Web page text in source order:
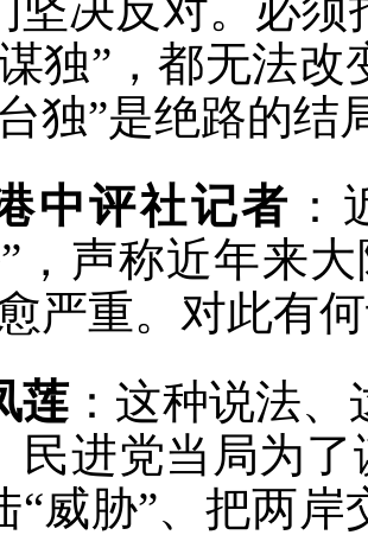
独”，都无法
独”是绝路的结
中评社记者
，声称近年来
严重。对此有
莲：这种说法、
民进党当局为
“威胁”、把两